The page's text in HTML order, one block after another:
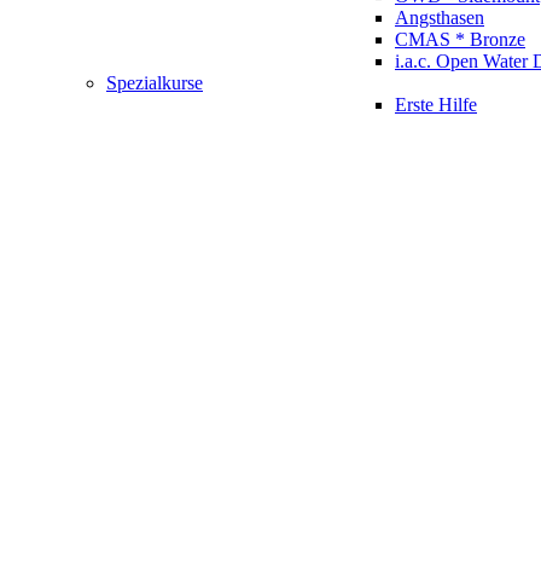
Angsthasen
CMAS * Bronze
i.a.c. Open Water
Spezialkurse
Erste Hilfe